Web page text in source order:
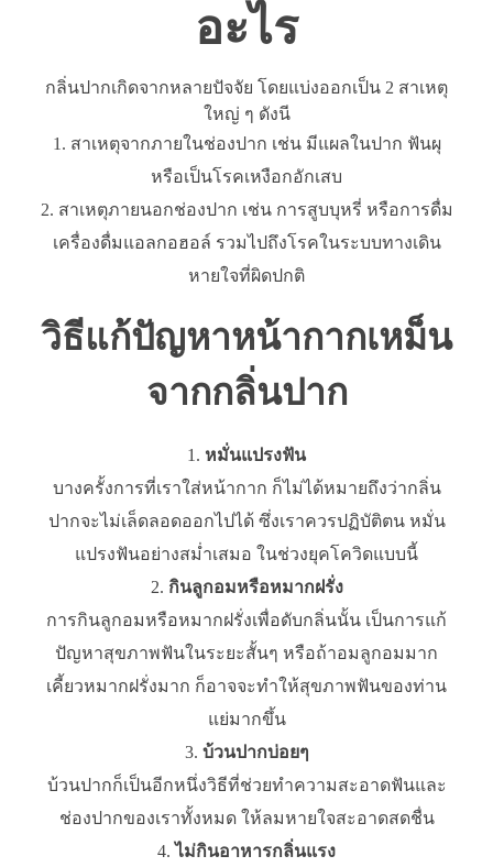
อะไร
กลิ่นปากเกิดจากหลายปัจจัย โดยแบ่งออกเป็น 2 สาเหตุ
ใหญ่ ๆ ดังนี
สาเหตุจากภายในช่องปาก เช่น มีแผลในปาก ฟันผุ
หรือเป็นโรคเหงือกอักเสบ
สาเหตุภายนอกช่องปาก เช่น การสูบบุหรี่ หรือการดื่ม
เครื่องดื่มแอลกอฮอล์ รวมไปถึงโรคในระบบทางเดิน
หายใจที่ผิดปกติ
วิธีแก้ปัญหาหน้ากากเหม็น
จากกลิ่นปาก
หมั่นแปรงฟัน
บางครั้งการที่เราใส่หน้ากาก ก็ไม่ได้หมายถึงว่ากลิ่น
ปากจะไม่เล็ดลอดออกไปได้ ซึ่งเราควรปฏิบัติตน หมั่น
แปรงฟันอย่างสม่ำเสมอ ในช่วงยุคโควิดแบบนี้
กินลูกอมหรือหมากฝรั่ง
การกินลูกอมหรือหมากฝรั่งเพื่อดับกลิ่นนั้น เป็นการแก้
ปัญหาสุขภาพฟันในระยะสั้นๆ หรือถ้าอมลูกอมมาก
เคี้ยวหมากฝรั่งมาก ก็อาจจะทำให้สุขภาพฟันของท่าน
แย่มากขึ้น
บ้วนปากบ่อยๆ
บ้วนปากก็เป็นอีกหนึ่งวิธีที่ช่วยทำความสะอาดฟันและ
ช่องปากของเราทั้งหมด ให้ลมหายใจสะอาดสดชื่น
ไม่กินอาหารกลิ่นแรง